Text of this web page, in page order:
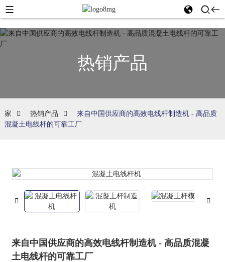
热销产品
家 热销产品
来自中国供应商的高效电线杆制造机 - 高品质
混凝土电线杆的可靠工厂
来自中国供应商的高效电线杆制造机 - 高品质混凝
土电线杆的可靠工厂